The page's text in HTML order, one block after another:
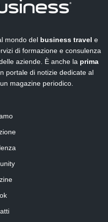
mondo del business travel e
di formazione e consulenza
aziende. È anche la prima
portale di notizie dedicate al
magazine periodico.